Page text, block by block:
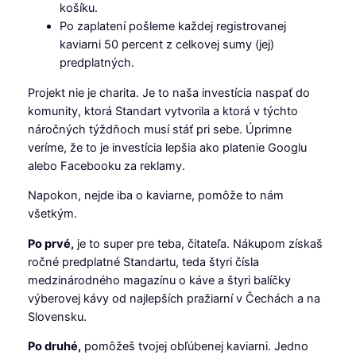
košíku.
Po zaplatení pošleme každej registrovanej
kaviarni 50 percent z celkovej sumy (jej)
predplatných.
Projekt nie je charita. Je to naša investícia naspať do
komunity, ktorá Standart vytvorila a ktorá v týchto
náročných týždňoch musí stáť pri sebe. Úprimne
veríme, že to je investícia lepšia ako platenie Googlu
alebo Facebooku za reklamy.
Napokon, nejde iba o kaviarne, pomôže to nám
všetkým.
Po prvé,je to super pre teba, čitateľa. Nákupom získaš
ročné predplatné Standartu, teda štyri čísla
medzinárodného magazínu o káve a štyri balíčky
výberovej kávy od najlepších pražiarní v Čechách a na
Slovensku.
Po druhé,pomôžeš tvojej obľúbenej kaviarni. Jedno